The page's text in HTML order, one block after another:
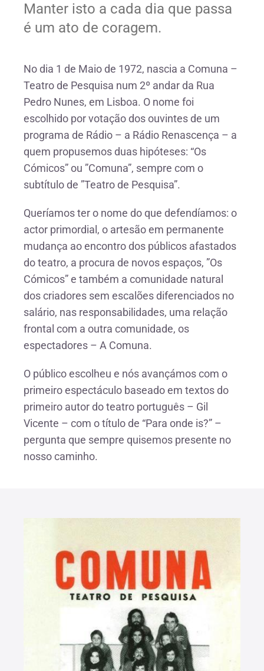
Manter isto a cada dia que passa
é um ato de coragem.
No dia 1 de Maio de 1972, nascia a Comuna –
Teatro de Pesquisa num 2º andar da Rua
Pedro Nunes, em Lisboa. O nome foi
escolhido por votação dos ouvintes de um
programa de Rádio – a Rádio Renascença – a
quem propusemos duas hipóteses: “Os
Cómicos” ou ”Comuna”, sempre com o
subtítulo de ”Teatro de Pesquisa”.
Queríamos ter o nome do que defendíamos: o
actor primordial, o artesão em permanente
mudança ao encontro dos públicos afastados
do teatro, a procura de novos espaços, ”Os
Cómicos” e também a comunidade natural
dos criadores sem escalões diferenciados no
salário, nas responsabilidades, uma relação
frontal com a outra comunidade, os
espectadores – A Comuna.
O público escolheu e nós avançámos com o
primeiro espectáculo baseado em textos do
primeiro autor do teatro português – Gil
Vicente – com o título de “Para onde is?” –
pergunta que sempre quisemos presente no
nosso caminho.